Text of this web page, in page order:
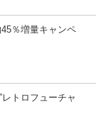
％増量キャンペ
トロフューチャ